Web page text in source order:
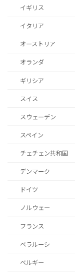
イギリス
イタリア
オーストリア
オランダ
ギリシア
スイス
スウェーデン
スペイン
チェチェン共和国
デンマーク
ドイツ
ノルウェー
フランス
ベラルーシ
ベルギー